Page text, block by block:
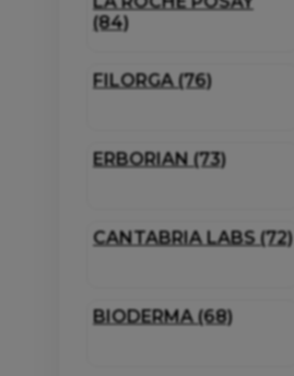
(84)
FILORGA (76)
ERBORIAN (73)
CANTABRIA LABS (72)
BIODERMA (68)